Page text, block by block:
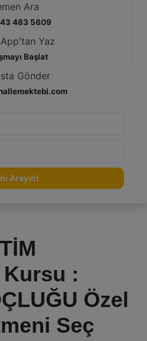
Ara
483 5609
Yaz
Başlat
Gönder
Arayın!
Kursu :
Özel
Seç